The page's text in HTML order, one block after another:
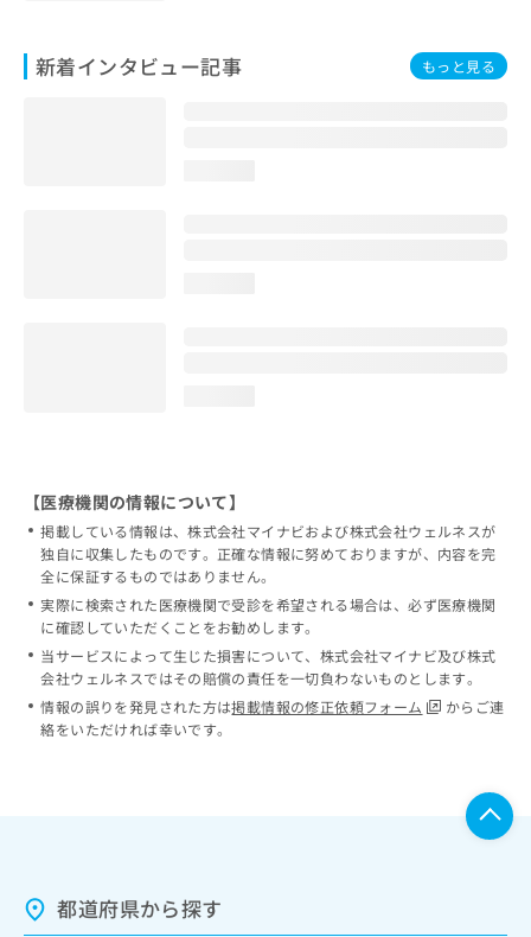
新着インタビュー記事 もっと見る
【医療機関の情報について】
掲載している情報は、株式会社マイナビおよび株式会社ウェルネスが
独自に収集したものです。正確な情報に努めておりますが、内容を完
全に保証するものではありません。
実際に検索された医療機関で受診を希望される場合は、必ず医療機関
に確認していただくことをお勧めします。
当サービスによって生じた損害について、株式会社マイナビ及び株式
会社ウェルネスではその賠償の責任を一切負わないものとします。
情報の誤りを発見された方は掲載情報の修正依頼フォーム
からご連
絡をいただければ幸いです。
都道府県から探す